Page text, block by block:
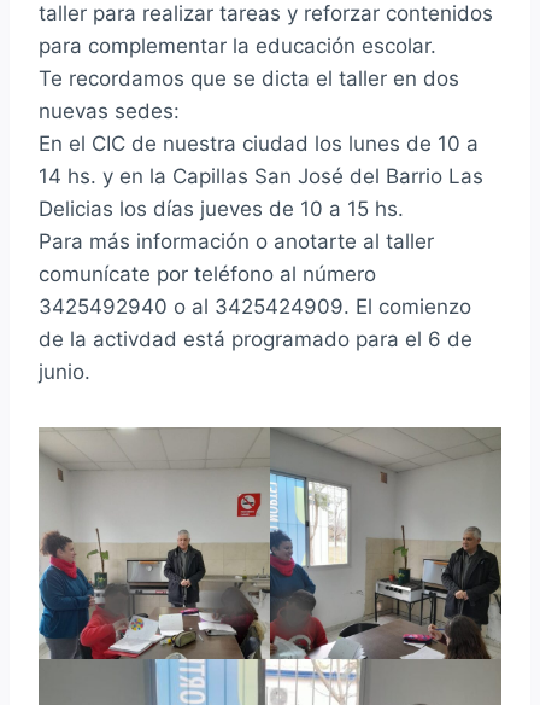
taller para realizar tareas y reforzar contenidos
para complementar la educación escolar.
Te recordamos que se dicta el taller en dos
nuevas sedes:
En el CIC de nuestra ciudad los lunes de 10 a
14 hs. y en la Capillas San José del Barrio Las
Delicias los días jueves de 10 a 15 hs.
Para más información o anotarte al taller
comunícate por teléfono al número
3425492940 o al 3425424909. El comienzo
de la activdad está programado para el 6 de
junio.